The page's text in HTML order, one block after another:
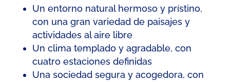
Un entorno natural hermoso y prístino,
con una gran variedad de paisajes y
actividades al aire libre
Un clima templado y agradable, con
cuatro estaciones definidas
Una sociedad segura y acogedora, con